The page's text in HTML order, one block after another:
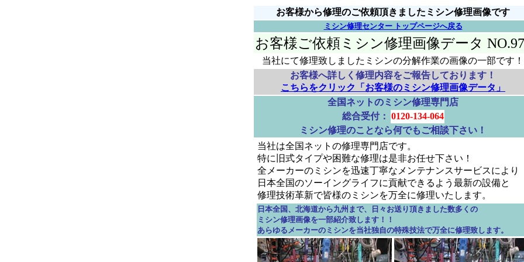
お客様から修理のご依頼頂きましたミシン修理画像です
ミシン修理センター トップページへ戻る
お客様ご依頼ミシン修理画像データ
当社にて修理致しましたミシンの分解作業の画像の一部です！
お客様へ詳しく修理内容をご報告しております！
こちらをクリック「お客様のミシン修理画像データ」
全国ネットのミシン修理専門店
総合受付： 0120-134-064
ミシン修理のことなら何でもご相談下さい！
当社は全国ネットの修理専門店です。
特に旧式タイプや困難な修理は是非お任せ下さい！
全メーカーのミシンを迅速丁寧なメンテナンスサービスにより
日本全国のソーイングライフに貢献できるよう最新の設備と
修理技術革新で皆様のミシンを万全に修理いたします。
日本全国、北海道から九州まで、日々お送り頂きました数多くの
ミシン修理画像を一部紹介致します！！
あらゆるメーカーのミシンを当社独自の特殊技法で万全に修理致します。